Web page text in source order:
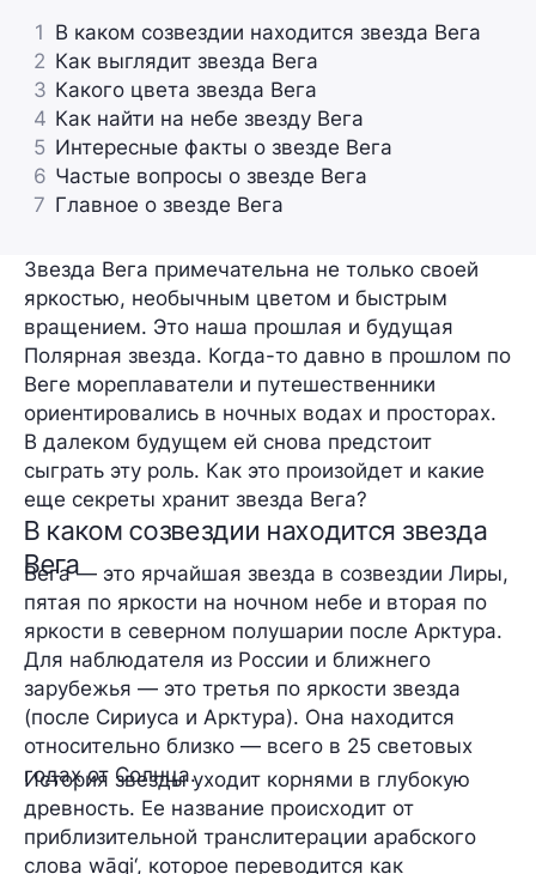
1 В каком созвездии находится звезда Вега
2 Как выглядит звезда Вега
3 Какого цвета звезда Вега
4 Как найти на небе звезду Вега
5 Интересные факты о звезде Вега
6 Частые вопросы о звезде Вега
7 Главное о звезде Вега
Звезда Вега примечательна не только своей
яркостью, необычным цветом и быстрым
вращением. Это наша прошлая и будущая
Полярная звезда. Когда-то давно в прошлом по
Веге мореплаватели и путешественники
ориентировались в ночных водах и просторах.
В далеком будущем ей снова предстоит
сыграть эту роль. Как это произойдет и какие
еще секреты хранит звезда Вега?
В каком созвездии находится звезда
Вега
Вега— это ярчайшая звезда в созвездии Лиры,
пятая по яркости на ночном небе и вторая по
яркости в северном полушарии после Арктура.
Для наблюдателя из России и ближнего
зарубежья — это третья по яркости звезда
(после Сириуса и Арктура). Она находится
относительно близко — всего в 25 световых
годах от Солнца.
История звезды уходит корнями в глубокую
древность. Ее название происходит от
приблизительной транслитерации арабского
слова wāqi‘, которое переводится как